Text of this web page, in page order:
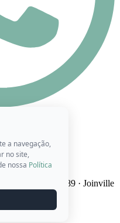
0001-89 · Joinville
a navegação,
no site,
nossa Política